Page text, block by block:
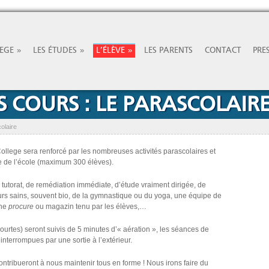
» LES ÉTUDES » L’ÉLÈVE » LES PARENTS CONTACT
COURS : LE
sera renforcé par les nombreuses activités parascolaires et
l’école (maximum 300 élèves).
de remédiation immédiate, d’étude vraiment dirigée, de
sains, souvent bio, de la gymnastique ou du yoga, une équipe de
procure ou magazin tenu par les élèves,…
seront suivis de 5 minutes d’« aération », les séances de
par une sortie à l’extérieur.
à nous maintenir tous en forme ! Nous irons faire du